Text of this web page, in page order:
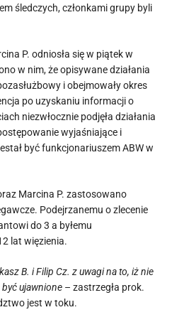
śledczych, członkami grupy byli
P. odniosła się w piątek w
w nim, że opisywane działania
i obejmowały okres
po uzyskaniu informacji o
niezwłocznie podjęła działania
wyjaśniające i
być funkcjonariuszem ABW w
Marcina P. zastosowano
Podejrzanemu o zlecenie
do 3 a byłemu
lat więzienia.
B. i Filip Cz. z uwagi na to, iż nie
być ujawnione – zastrzegła prok.
jest w toku.